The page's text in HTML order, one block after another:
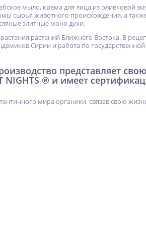
мыло, крема для лица из оливковой
сырья животного происхождения, а
элитные моно духи.
растений Ближнего Востока. В
Сирии и работа по
представляет
NIGHTS ® и имеет
мира органики, связав свою